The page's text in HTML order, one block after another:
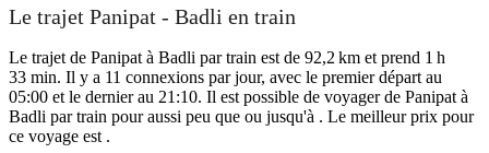
Le trajet Panipat - Badli en train
Le trajet de Panipat à Badli par train est de 92,2 km et prend 1 h
33 min. Il y a 11 connexions par jour, avec le premier départ au
05:00 et le dernier au 21:10. Il est possible de voyager de Panipat à
Badli par train pour aussi peu que ou jusqu'à . Le meilleur prix pour
ce voyage est .